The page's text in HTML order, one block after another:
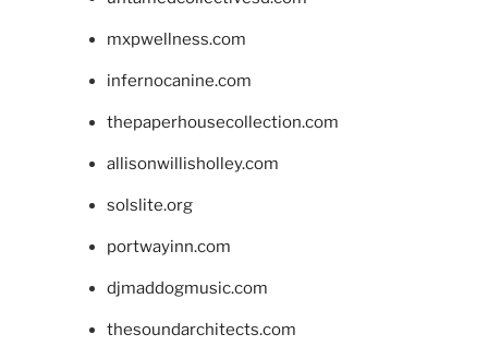
mxpwellness.com
infernocanine.com
thepaperhousecollection.com
allisonwillisholley.com
solslite.org
portwayinn.com
djmaddogmusic.com
thesoundarchitects.com